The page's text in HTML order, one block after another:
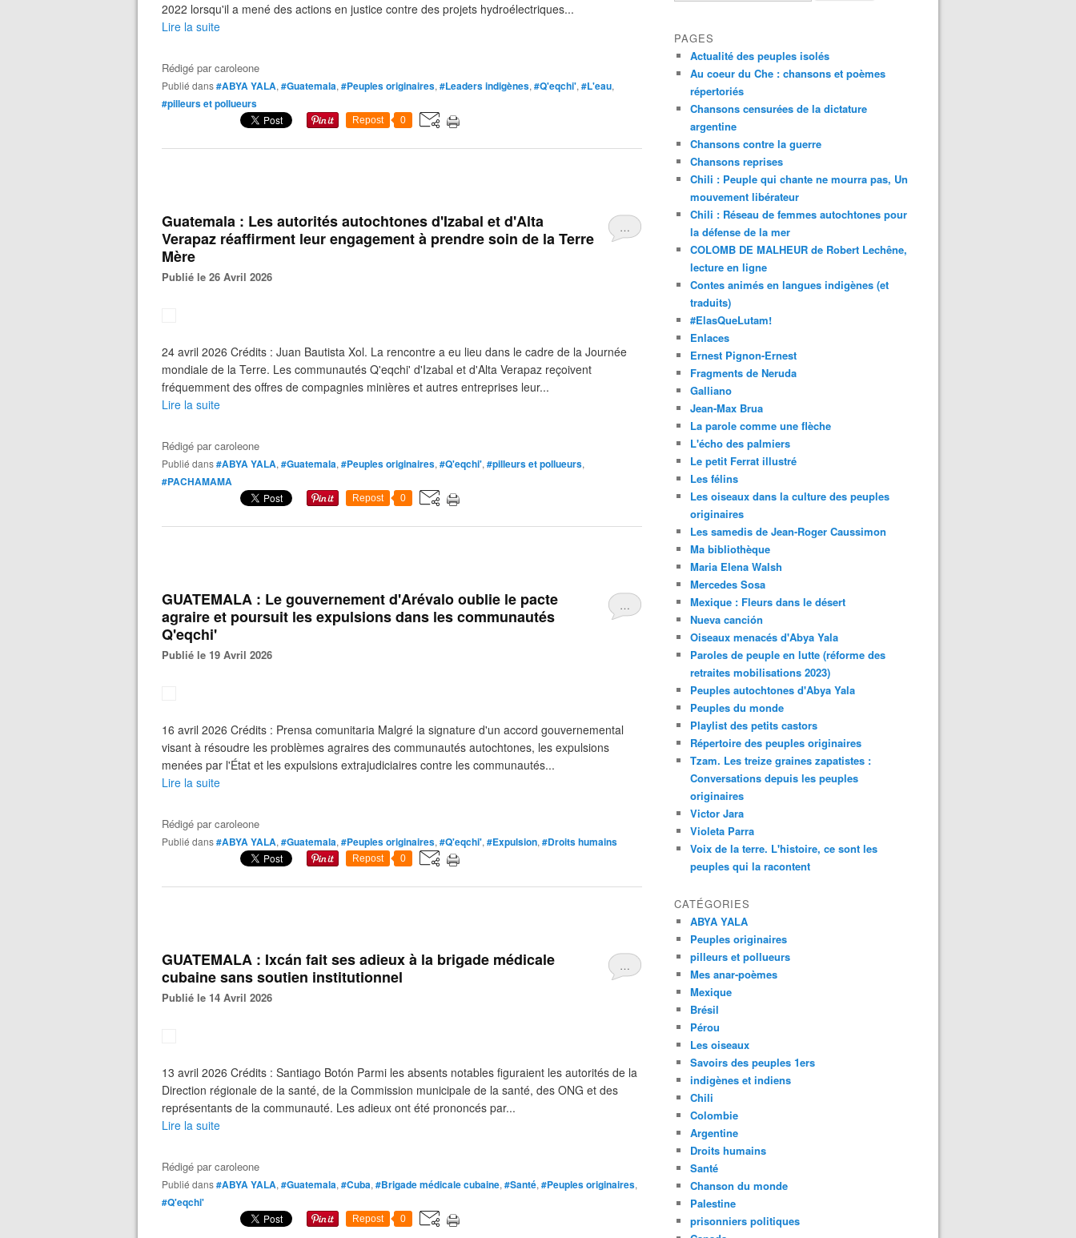
2022 lorsqu'il a mené des actions en justice contre des projets hydroélectriques...
Lire la suite
Rédigé parcaroleone
Publié dans#ABYA YALA, #Guatemala, #Peuples originaires, #Leaders indigènes, #Q'eqchi', #L'eau,
#pilleurs et pollueurs
Repost 0
…
Guatemala : Les autorités autochtones d'Izabal et d'Alta
Verapaz réaffirment leur engagement à prendre soin de la Terre
Mère
Publié le 26 Avril 2026
24 avril 2026 Crédits : Juan Bautista Xol. La rencontre a eu lieu dans le cadre de la Journée
mondiale de la Terre. Les communautés Q'eqchi' d'Izabal et d'Alta Verapaz reçoivent
fréquemment des offres de compagnies minières et autres entreprises leur...
Lire la suite
Rédigé parcaroleone
Publié dans#ABYA YALA, #Guatemala, #Peuples originaires, #Q'eqchi', #pilleurs et pollueurs,
#PACHAMAMA
Repost 0
…
GUATEMALA : Le gouvernement d'Arévalo oublie le pacte
agraire et poursuit les expulsions dans les communautés
Q'eqchi'
Publié le 19 Avril 2026
16 avril 2026 Crédits : Prensa comunitaria Malgré la signature d'un accord gouvernemental
visant à résoudre les problèmes agraires des communautés autochtones, les expulsions
menées par l'État et les expulsions extrajudiciaires contre les communautés...
Lire la suite
Rédigé parcaroleone
Publié dans#ABYA YALA, #Guatemala, #Peuples originaires, #Q'eqchi', #Expulsion, #Droits humains
Repost 0
…
GUATEMALA : Ixcán fait ses adieux à la brigade médicale
cubaine sans soutien institutionnel
Publié le 14 Avril 2026
13 avril 2026 Crédits : Santiago Botón Parmi les absents notables figuraient les autorités de la
Direction régionale de la santé, de la Commission municipale de la santé, des ONG et des
représentants de la communauté. Les adieux ont été prononcés par...
Lire la suite
Rédigé parcaroleone
Publié dans#ABYA YALA, #Guatemala, #Cuba, #Brigade médicale cubaine, #Santé, #Peuples originaires,
#Q'eqchi'
Repost 0
PAGES
Actualité des peuples isolés
Au coeur du Che : chansons et poèmes
répertoriés
Chansons censurées de la dictature
argentine
Chansons contre la guerre
Chansons reprises
Chili : Peuple qui chante ne mourra pas, Un
mouvement libérateur
Chili : Réseau de femmes autochtones pour
la défense de la mer
COLOMB DE MALHEUR de Robert Lechêne,
lecture en ligne
Contes animés en langues indigènes (et
traduits)
#ElasQueLutam!
Enlaces
Ernest Pignon-Ernest
Fragments de Neruda
Galliano
Jean-Max Brua
La parole comme une flèche
L'écho des palmiers
Le petit Ferrat illustré
Les félins
Les oiseaux dans la culture des peuples
originaires
Les samedis de Jean-Roger Caussimon
Ma bibliothèque
Maria Elena Walsh
Mercedes Sosa
Mexique : Fleurs dans le désert
Nueva canción
Oiseaux menacés d'Abya Yala
Paroles de peuple en lutte (réforme des
retraites mobilisations 2023)
Peuples autochtones d'Abya Yala
Peuples du monde
Playlist des petits castors
Répertoire des peuples originaires
Tzam. Les treize graines zapatistes :
Conversations depuis les peuples
originaires
Victor Jara
Violeta Parra
Voix de la terre. L'histoire, ce sont les
peuples qui la racontent
CATÉGORIES
ABYA YALA
Peuples originaires
pilleurs et pollueurs
Mes anar-poèmes
Mexique
Brésil
Pérou
Les oiseaux
Savoirs des peuples 1ers
indigènes et indiens
Chili
Colombie
Argentine
Droits humains
Santé
Chanson du monde
Palestine
prisonniers politiques